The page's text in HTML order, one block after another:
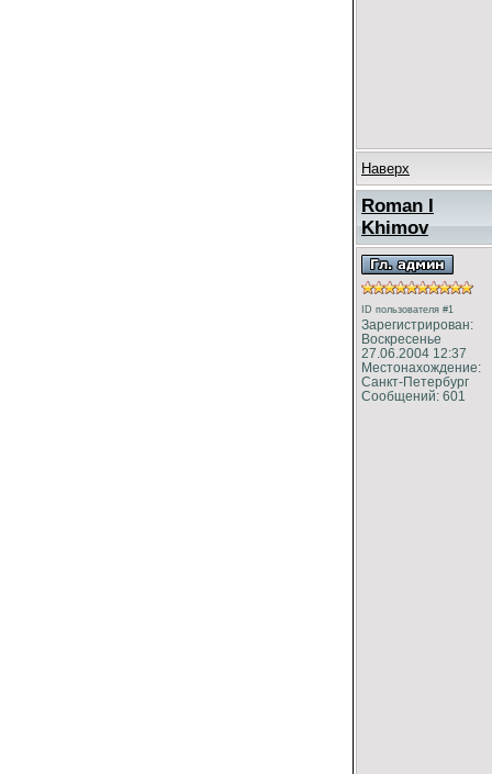
Наверх
Roman I
Khimov
ID пользователя #1
Зарегистрирован:
Воскресенье
27.06.2004 12:37
Местонахождение:
Санкт-Петербург
Сообщений: 601